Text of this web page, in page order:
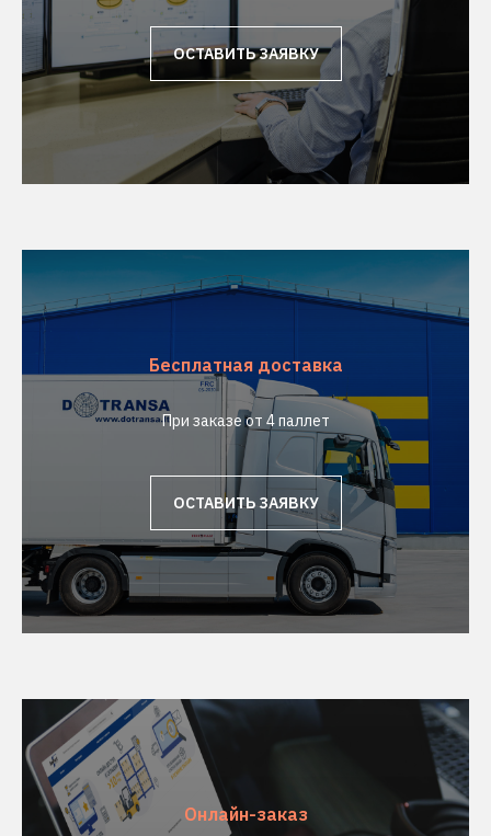
ОСТАВИТЬ ЗАЯВКУ
Бесплатная доставка
При заказе от 4 паллет
ОСТАВИТЬ ЗАЯВКУ
Онлайн-заказ